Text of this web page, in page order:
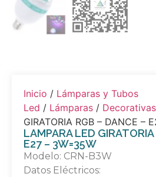
Inicio / Lámparas y Tubos
Led / Lámparas / Decorativas
GIRATORIA RGB – DANCE –
LAMPARA LED
E27 – 3W=35W
Modelo: CRN-B3W
Datos Eléctricos: